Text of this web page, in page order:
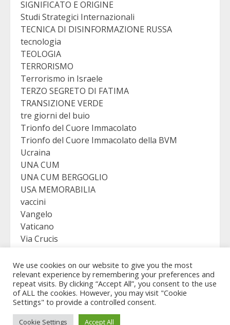
SIGNIFICATO E ORIGINE
Studi Strategici Internazionali
TECNICA DI DISINFORMAZIONE RUSSA
tecnologia
TEOLOGIA
TERRORISMO
Terrorismo in Israele
TERZO SEGRETO DI FATIMA
TRANSIZIONE VERDE
tre giorni del buio
Trionfo del Cuore Immacolato
Trionfo del Cuore Immacolato della BVM
Ucraina
UNA CUM
UNA CUM BERGOGLIO
USA MEMORABILIA
vaccini
Vangelo
Vaticano
Via Crucis
Viganò
Copyright © Revelation Virgo - All rights reserved.
We use cookies on our website to give you the most
relevant experience by remembering your preferences and
repeat visits. By clicking “Accept All”, you consent to the use
of ALL the cookies. However, you may visit "Cookie
Settings" to provide a controlled consent.
Cookie Settings Accept All